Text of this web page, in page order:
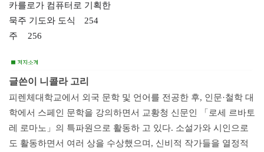
카를로가 컴퓨터로 기획한
묵주 기도와 도식
254
주
256
글쓴이 니콜라 고리
피렌체대학교에서 외국 문학 및 언어를 전공한 후, 인문·철학 대
학에서 스페인 문학을 강의하면서 교황청 신문인 「로세 르바토
레 로마노」의 특파원으로 활동하 고 있다. 소설가와 시인으로
도 활동하면서 여러 상을 수상했으며, 신비적 작가들을 열정적